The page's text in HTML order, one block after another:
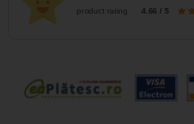
product rating 4.66 / 5